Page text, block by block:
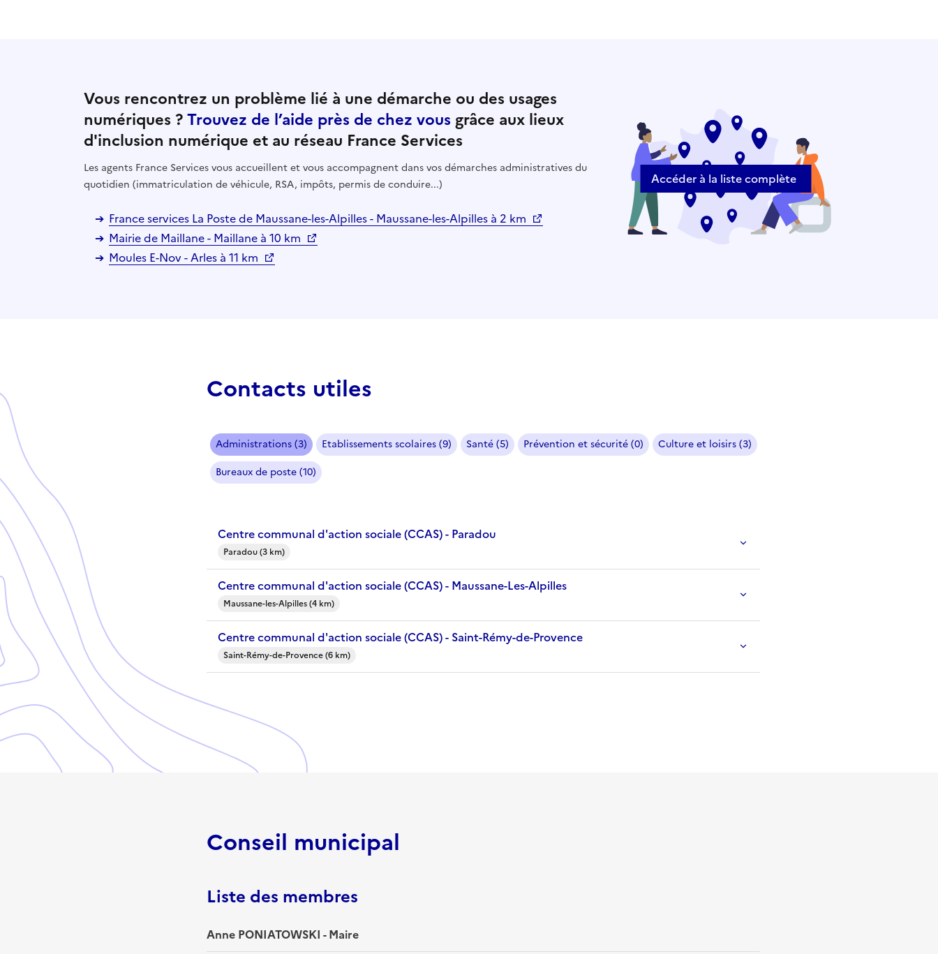
Vous rencontrez un problème lié à une démarche ou des usages
numériques ?Trouvez de l’aide près de chez vous grâce aux lieux
d'inclusion numérique et au réseau France Services
Les agents France Services vous accueillent et vous accompagnent dans vos démarches administratives du
quotidien (immatriculation de véhicule, RSA, impôts, permis de conduire...)
France services La Poste de Maussane-les-Alpilles - Maussane-les-Alpilles à 2 km
Mairie de Maillane - Maillane à 10 km
Moules E-Nov - Arles à 11 km
Accéder à la liste complète
Contacts utiles
Administrations (3) Etablissements scolaires (9) Santé (5) Prévention et sécurité (0)
Culture et loisirs (3)
Bureaux de poste (10)
Centre communal d'action sociale (CCAS) - Paradou
Paradou (3 km)
Centre communal d'action sociale (CCAS) - Maussane-Les-Alpilles
Maussane-les-Alpilles (4 km)
Centre communal d'action sociale (CCAS) - Saint-Rémy-de-Provence
Saint-Rémy-de-Provence (6 km)
Conseil municipal
Liste des membres
Anne PONIATOWSKI - Maire